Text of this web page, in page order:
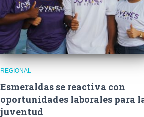
REGIONAL
Esmeraldas se reactiva con
oportunidades laborales para
juventud